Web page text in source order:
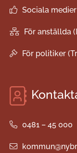
Sociala medier
För anställda
För politiker
0481 – 45 000